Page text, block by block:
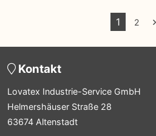
1 2
Kontakt
Lovatex Industrie-Service GmbH
Helmershäuser Straße 28
63674 Altenstadt